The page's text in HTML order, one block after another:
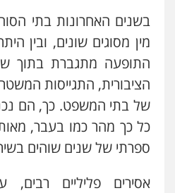
0538788878
עו"ד אסף דוק
פלילי עבירות מין
חמורה חקירות
עו"ד שלי גורביץ
משפט פלילי
0544218336
בשנים האחרונות בתי
מין מסוגים שונים, ובין
התופעה מתגברת בתוך
הציבורית, התגייסות
של בתי המשפט. כך, הם
כל כך מהר כמו בעבר,
ספרתי של שנים שוהים
אסירים פליליים רבים,